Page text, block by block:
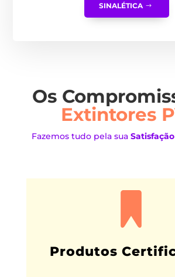
SINALÉTICA
Os
Extintores
Fazemos tudo pela sua Satisfação
Produtos